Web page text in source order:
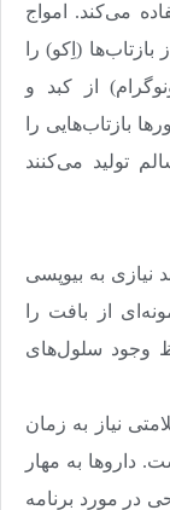
می‌‌‌کند. امواج
(اِکو‌‌‌) را
از کبد و
بازتاب‌هایی را
تولید می‌کنند
به بیوپسی
از بافت را
وجود سلول‌‌‌های
نیاز به زمان
داروها به مهار
در مورد برنامه